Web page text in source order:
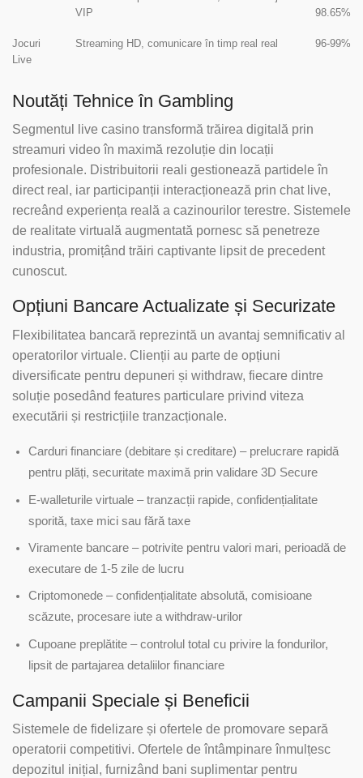
VIP
98.65%
Jocuri
Live
Streaming HD, comunicare în timp real real 96-99%
Noutăți Tehnice în Gambling
Segmentul live casino transformă trăirea digitală prin
streamuri video în maximă rezoluție din locații
profesionale. Distribuitorii reali gestionează partidele în
direct real, iar participanții interacționează prin chat live,
recreând experiența reală a cazinourilor terestre. Sistemele
de realitate virtuală augmentată pornesc să penetreze
industria, promițând trăiri captivante lipsit de precedent
cunoscut.
Opțiuni Bancare Actualizate și Securizate
Flexibilitatea bancară reprezintă un avantaj semnificativ al
operatorilor virtuale. Clienții au parte de opțiuni
diversificate pentru depuneri și withdraw, fiecare dintre
soluție posedând features particulare privind viteza
executării și restricțiile tranzacționale.
Carduri financiare (debitare și creditare) – prelucrare rapidă
pentru plăți, securitate maximă prin validare 3D Secure
E-walleturile virtuale – tranzacții rapide, confidențialitate
sporită, taxe mici sau fără taxe
Viramente bancare – potrivite pentru valori mari, perioadă de
executare de 1-5 zile de lucru
Criptomonede – confidențialitate absolută, comisioane
scăzute, procesare iute a withdraw-urilor
Cupoane preplătite – controlul total cu privire la fondurilor,
lipsit de partajarea detaliilor financiare
Campanii Speciale și Beneficii
Sistemele de fidelizare și ofertele de promovare separă
operatorii competitivi. Ofertele de întâmpinare înmulțesc
depozitul inițial, furnizând bani suplimentar pentru